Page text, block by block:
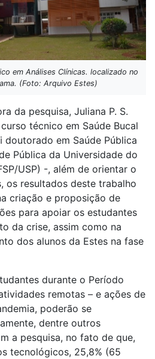
em Análises Clínicas. localizado no
(Foto: Arquivo Estes)
da pesquisa, Juliana P. S.
técnico em Saúde Bucal
doutorado em Saúde Pública
Pública da Universidade do
USP) -, além de orientar o
os resultados deste trabalho
criação e proposição de
para apoiar os estudantes
da crise, assim como na
dos alunos da Estes na fase
durante o Período
remotas – e ações de
poderão se
dentre outros
a pesquisa, no fato de que,
tecnológicos, 25,8% (65